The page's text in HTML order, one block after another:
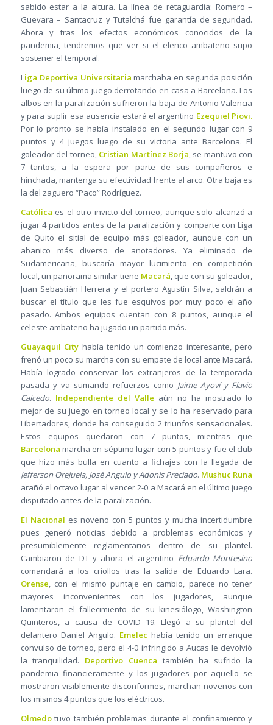
sabido estar a la altura. La línea de retaguardia: Romero –
Guevara – Santacruz y Tutalchá fue garantía de seguridad.
Ahora y tras los efectos económicos conocidos de la
pandemia, tendremos que ver si el elenco ambateño supo
sostener el temporal.
L iga Deportiva Universitaria marchaba en segunda posición
luego de su último juego derrotando en casa a Barcelona. Los
albos en la paralización sufrieron la baja de Antonio Valencia
y para suplir esa ausencia estará el argentino Ezequiel Piovi.
Por lo pronto se había instalado en el segundo lugar con 9
puntos y 4 juegos luego de su victoria ante Barcelona. El
goleador del torneo, Cristian Martínez Borja , se mantuvo con
7 tantos, a la espera por parte de sus compañeros e
hinchada, mantenga su efectividad frente al arco. Otra baja es
la del zaguero “Paco” Rodríguez.
Católica es el otro invicto del torneo, aunque solo alcanzó a
jugar 4 partidos antes de la paralización y comparte con Liga
de Quito el sitial de equipo más goleador, aunque con un
abanico más diverso de anotadores. Ya eliminado de
Sudamericana, buscaría mayor lucimiento en competición
local, un panorama similar tiene Macará, que con su goleador,
Juan Sebastián Herrera y el portero Agustín Silva, saldrán a
buscar el título que les fue esquivos por muy poco el año
pasado. Ambos equipos cuentan con 8 puntos, aunque el
celeste ambateño ha jugado un partido más.
Guayaquil City había tenido un comienzo interesante, pero
frenó un poco su marcha con su empate de local ante Macará.
Había logrado conservar los extranjeros de la temporada
pasada y va sumando refuerzos como Jaime Ayoví y Flavio
Caicedo. Independiente del Valle aún no ha mostrado lo
mejor de su juego en torneo local y se lo ha reservado para
Libertadores, donde ha conseguido 2 triunfos sensacionales.
Estos equipos quedaron con 7 puntos, mientras que
Barcelona marcha en séptimo lugar con 5 puntos y fue el club
que hizo más bulla en cuanto a fichajes con la llegada de
Jefferson Orejuela, José Angulo y Adonis Preciado. Mushuc Runa
arañó el octavo lugar al vencer 2-0 a Macará en el último juego
disputado antes de la paralización.
El Nacional es noveno con 5 puntos y mucha incertidumbre
pues generó noticias debido a problemas económicos y
presumiblemente reglamentarios dentro de su plantel.
Cambiaron de DT y ahora el argentino Eduardo Montesino
comandará a los criollos tras la salida de Eduardo Lara.
Orense, con el mismo puntaje en cambio, parece no tener
mayores inconvenientes con los jugadores, aunque
lamentaron el fallecimiento de su kinesiólogo, Washington
Quinteros, a causa de COVID 19. Llegó a su plantel del
delantero Daniel Angulo. Emelec había tenido un arranque
convulso de torneo, pero el 4-0 infringido a Aucas le devolvió
la tranquilidad. Deportivo Cuenca también ha sufrido la
pandemia financieramente y los jugadores por aquello se
mostraron visiblemente disconformes, marchan novenos con
los mismos 4 puntos que los eléctricos.
Olmedotuvo también problemas durante el confinamiento y